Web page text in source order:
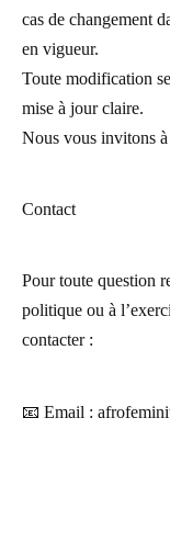
cas de changement
en vigueur.
Toute modification
mise à jour claire.
Nous vous invitons
Contact
Pour toute question
politique ou à
contacter :
📧 Email :